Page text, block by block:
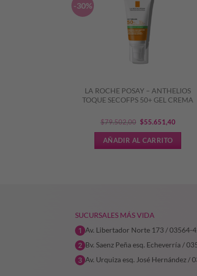
-30%
LA ROCHE POSAY – ANTHELIOS
TOQUE SECOFPS 50+ GEL CREMA
$79.502,00 El
precio
$55.651,40El
precio
AÑADIR AL CARRITO
SUCURSALES MÁS VIDA
Av. Libertador Norte 173 / 03564-
Bv. Saenz Peña esq. Echeverría /
Av. Urquiza esq. José Hernández /